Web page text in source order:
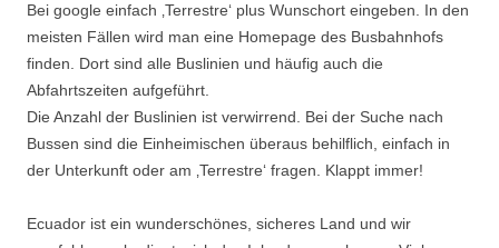
Bei google einfach ‚Terrestre‘ plus Wunschort eingeben. In den
meisten Fällen wird man eine Homepage des Busbahnhofs
finden. Dort sind alle Buslinien und häufig auch die
Abfahrtszeiten aufgeführt.
Die Anzahl der Buslinien ist verwirrend. Bei der Suche nach
Bussen sind die Einheimischen überaus behilflich, einfach in
der Unterkunft oder am ‚Terrestre‘ fragen. Klappt immer!
Ecuador ist ein wunderschönes, sicheres Land und wir